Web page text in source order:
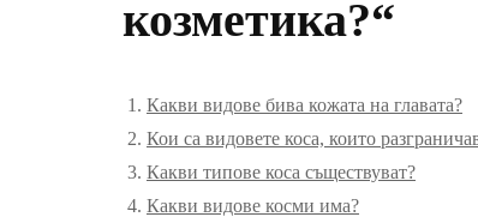
козметика?“
Какви видове бива кожата на главата?
Кои са видовете коса, които
Какви типове коса съществуват?
Какви видове косми има?